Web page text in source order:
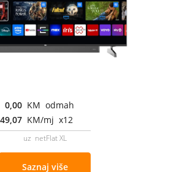
0,00 KM odmah
49,07 KM/mj x12
uz netFlat XL
Saznaj više